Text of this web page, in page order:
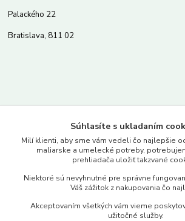
Palackého 22
Bratislava, 811 02
www.merkantil.sk
Pondelok-Piatok: 9.00-17.00hod.
objednavky@merkantil-obchod.sk
Súhlasíte s ukladaním
Milí klienti, aby sme vám vedeli čo najlepšie
maliarske a umelecké potreby,
prehliadača uložiť takzvané
Niektoré sú nevyhnutné pre správne
Váš zážitok z nakupovania čo
Akceptovaním všetkých vám vieme
užitočné služby.